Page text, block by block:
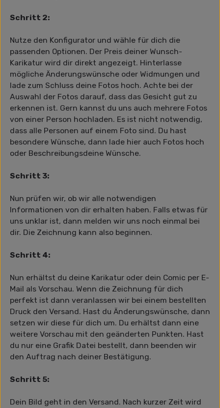
Schritt 2:
Nutze den Konfigurator und wähle für dich die
passenden Optionen. Der Preis deiner Wunsch-
Karikatur wird dir direkt angezeigt. Hinterlasse
mögliche Änderungswünsche oder Widmungen und
lade zum Schluss deine Fotos hoch. Achte bei der
Auswahl der Fotos darauf, dass das Gesicht gut zu
erkennen ist. Gern kannst du uns auch mehrere Fotos
von einer Person hochladen. Es ist nicht notwendig,
dass alle Personen auf einem Foto sind. Du hast
besondere Wünsche, dann lade hier auch Fotos hoch
oder Beschreibungsdeine Wünsche.
Schritt 3:
Nun prüfen wir, ob wir alle notwendigen
Informationen von dir erhalten haben. Falls etwas für
uns unklar ist, dann melden wir uns noch einmal bei
dir. Die Zeichnung kann also beginnen.
Schritt 4:
Nun erhältst du deine Karikatur oder dein Comic per E-
Mail als Vorschau. Wenn die Zeichnung für dich
perfekt ist dann veranlassen wir bei einem bestellten
Druck den Versand. Hast du Änderungswünsche, dann
setzen wir diese für dich um. Du erhältst dann eine
weitere Vorschau mit den geänderten Punkten. Hast
du nur eine Grafik Datei bestellt, dann beenden wir
den Auftrag nach deiner Bestätigung.
Schritt 5:
Dein Bild geht in den Versand. Nach kurzer Zeit wird